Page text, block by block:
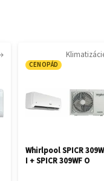
CENOPÁD
Whirlpool SPICR
I + SPICR 309WF O